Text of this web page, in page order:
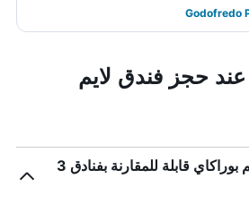
عند حجز فندق لايم
هل الأسعار في فندق لايم بوراكاي قابلة للمقارنة بفنادق 3